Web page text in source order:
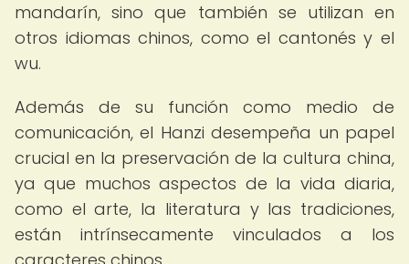
mandarín, sino que también se utilizan en
otros idiomas chinos, como el cantonés y el
wu.
Además de su función como medio de
comunicación, el Hanzi desempeña un papel
crucial en la preservación de la cultura china,
ya que muchos aspectos de la vida diaria,
como el arte, la literatura y las tradiciones,
están intrínsecamente vinculados a los